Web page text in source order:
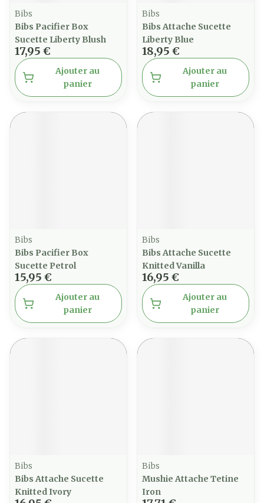
Bibs
Bibs Pacifier Box
Sucette Liberty Blush
17,95 €
Ajouter au
panier
Bibs
Bibs Attache Sucette
Liberty Blue
18,95 €
Ajouter au
panier
Bibs
Bibs Pacifier Box
Sucette Petrol
15,95 €
Ajouter au
panier
Bibs
Bibs Attache Sucette
Knitted Vanilla
16,95 €
Ajouter au
panier
Bibs
Bibs Attache Sucette
Knitted Ivory
Bibs
Mushie Attache Tetine
Iron